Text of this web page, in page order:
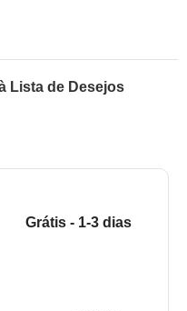
Lista de Desejos
Grátis - 1-3 dias